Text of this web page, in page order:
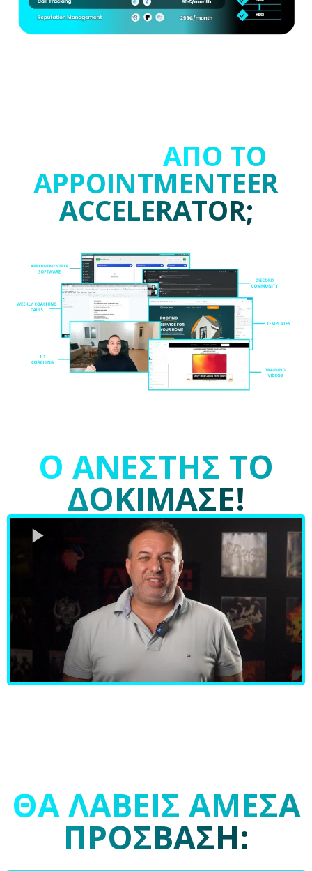
ΑΠΟ ΤΟ
APPOINTMENTEER
ACCELERATOR;
Ο ΑΝΕΣΤΗΣ ΤΟ
ΔΟΚΙΜΑΣΕ!
ΘΑ ΛΑΒΕΙΣ ΑΜΕΣΑ
ΠΡΟΣΒΑΣΗ: